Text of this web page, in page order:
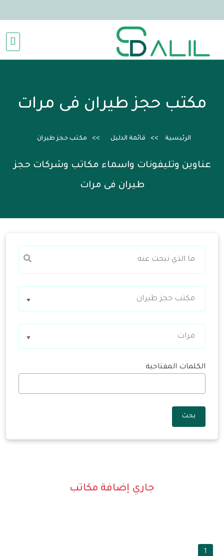
مكتب حجز طيران فى مرات
الرئيسية قائمة الدليل مكتب حجز طيران
عناوين وتليفونات واسماء مكاتب وشركات حجز
طيران فى مرات
مكتب حجز طيران
مرات
الكلمات المفتاحية
بحث
جاري إضافة مكاتب
1